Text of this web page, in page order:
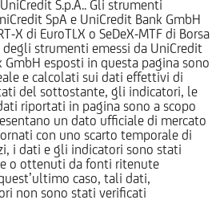
S.p.A.. Gli strumenti
SpA e UniCredit Bank GmbH
X di EuroTLX o SeDeX-MTF di Borsa
strumenti emessi da UniCredit
GmbH esposti in questa pagina sono
e calcolati sui dati effettivi di
del sottostante, gli indicatori, le
riportati in pagina sono a scopo
un dato ufficiale di mercato
con uno scarto temporale di
i dati e gli indicatori sono stati
o ottenuti da fonti ritenute
caso, tali dati,
non sono stati verificati